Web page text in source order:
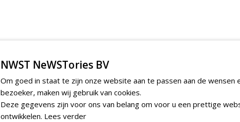
NWST NeWSTories BV
Om goed in staat te zijn onze website aan te passen aan de wensen
bezoeker, maken wij gebruik van cookies.
Deze gegevens zijn voor ons van belang om voor u een prettige
ontwikkelen. Lees verder